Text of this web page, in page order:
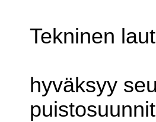
Tekninen
hyväksyy